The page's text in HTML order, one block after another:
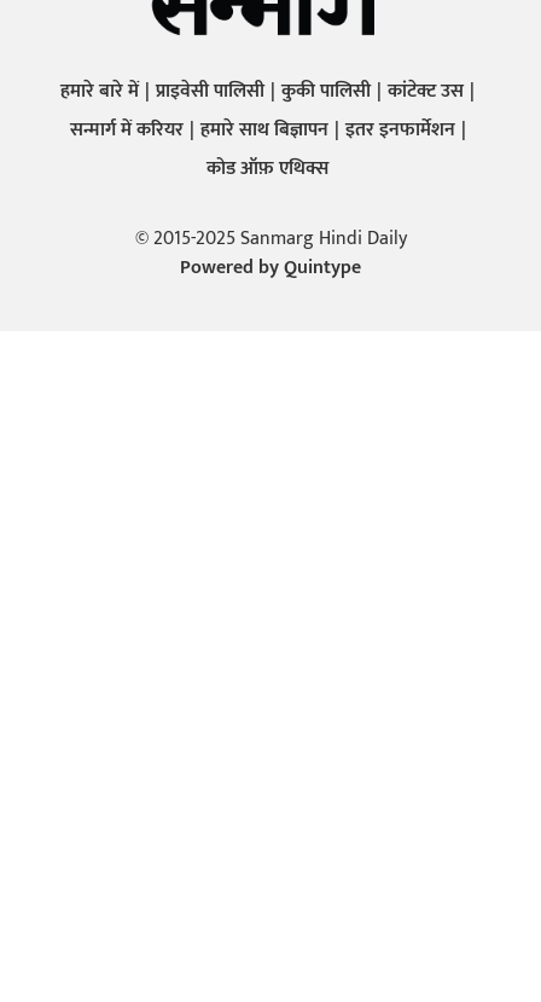
हमारे बारे में प्राइवेसी पालिसी कुकी पालिसी कांटेक्ट उस
सन्मार्ग में करियर हमारे साथ बिज्ञापन इतर इनफार्मेशन
कोड ऑफ़ एथिक्स
© 2015-2025 Sanmarg Hindi Daily
Powered byQuintype